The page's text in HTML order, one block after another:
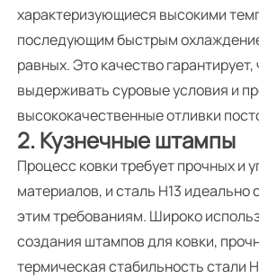
характеризующиеся высокими
последующим быстрым
равных. Это качество
выдерживать суровые условия и
высококачественные отливки
2. Кузнечные штампы
Процесс ковки требует прочных и
материалов, и сталь H13 идеально
этим требованиям. Широко
создания штампов для ковки,
термическая стабильность стали